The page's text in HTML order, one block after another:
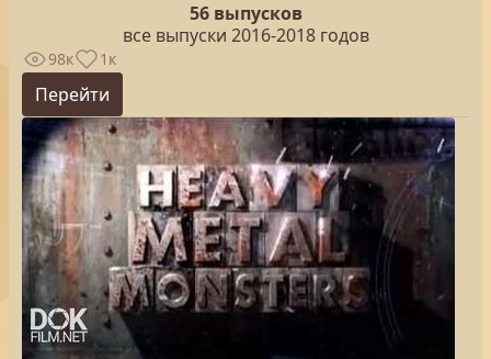
56 выпусков
все выпуски 2016-2018 годов
98к 1к
Перейти